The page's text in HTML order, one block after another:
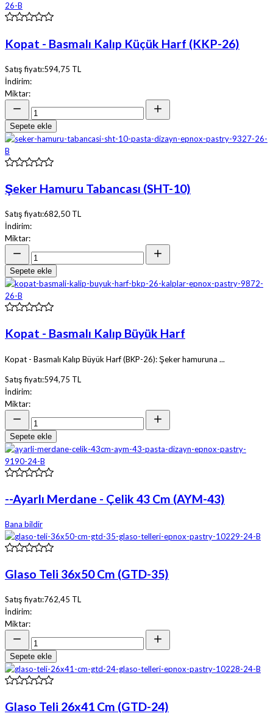
Kopat - Basmalı Kalıp Küçük Harf (KKP-26)
Satış fiyatı:594,75 TL
İndirim:
Miktar:
Sepete ekle
Şeker Hamuru Tabancası (SHT-10)
Satış fiyatı:682,50 TL
İndirim:
Miktar:
Sepete ekle
Kopat - Basmalı Kalıp Büyük Harf
Kopat - Basmalı Kalıp Büyük Harf (BKP-26): Şeker hamuruna ...
Satış fiyatı:594,75 TL
İndirim:
Miktar:
Sepete ekle
--Ayarlı Merdane - Çelik 43 Cm (AYM-43)
Bana bildir
Glaso Teli 36x50 Cm (GTD-35)
Satış fiyatı:762,45 TL
İndirim:
Miktar:
Sepete ekle
Glaso Teli 26x41 Cm (GTD-24)